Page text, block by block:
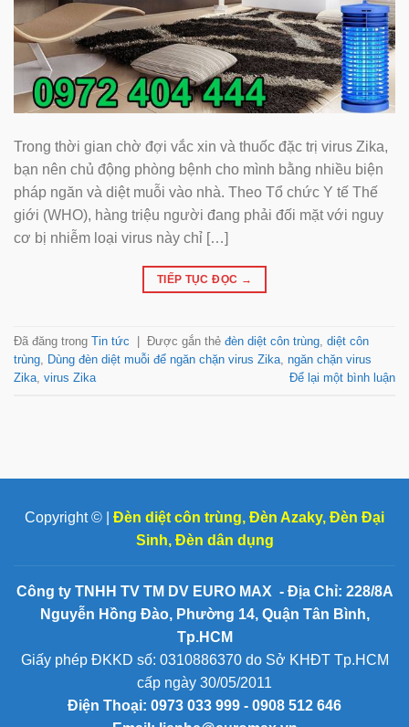
Trong thời gian chờ đợi vắc xin và thuốc đặc trị virus Zika,
bạn nên chủ động phòng bệnh cho mình bằng nhiều biện
pháp ngăn và diệt muỗi vào nhà. Theo Tổ chức Y tế Thế
giới (WHO), hàng triệu người đang phải đối mặt với nguy
cơ bị nhiễm loại virus này chỉ […]
TIẾP TỤC ĐỌC →
Đã đăng trong Tin tức Được gắn thẻ đèn diệt côn trùng, diệt côn
trùng, Dùng đèn diệt muỗi để ngăn chặn virus Zika, ngăn chặn virus
Zika, virus Zika Để lại một bình luận
Copyright © | Đèn diệt côn trùng, Đèn Azaky, Đèn Đại
Sinh, Đèn dân dụng
Công ty TNHH TV TM DV EURO MAX - Địa Chỉ: 228/8A
Nguyễn Hồng Đào, Phường 14, Quận Tân Bình,
Tp.HCM
Giấy phép ĐKKD số: 0310886370 do Sở KHĐT Tp.HCM
cấp ngày 30/05/2011
Điện Thoại: 0973 033 999 - 0908 512 646